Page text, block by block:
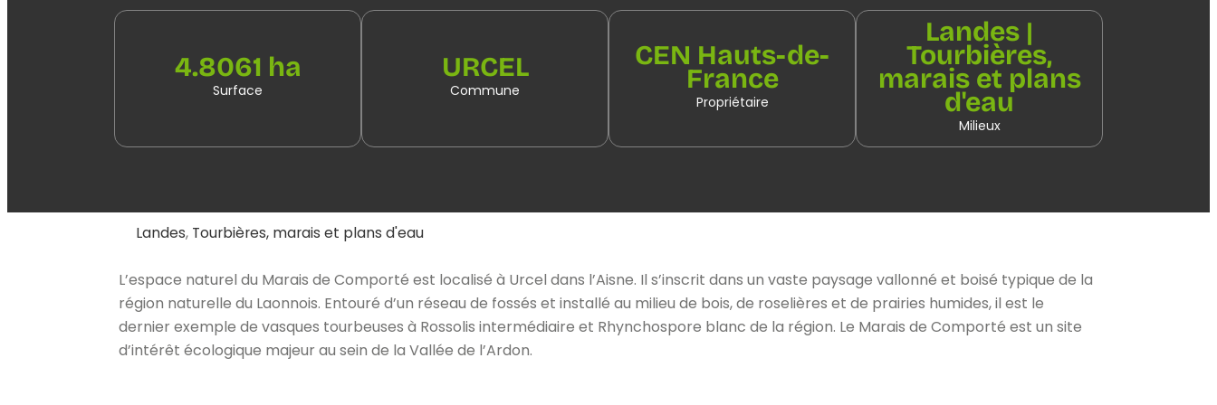
4.8061 ha
Surface
URCEL
Commune
CEN Hauts-de-
France
Propriétaire
Landes |
Tourbières,
marais et plans
d'eau
Milieux
Landes, Tourbières, marais et plans d'eau
L’espace naturel du Marais de Comporté est localisé à Urcel dans l’Aisne. Il s’inscrit dans un vaste paysage vallonné et boisé typique de la
région naturelle du Laonnois. Entouré d’un réseau de fossés et installé au milieu de bois, de roselières et de prairies humides, il est le
dernier exemple de vasques tourbeuses à Rossolis intermédiaire et Rhynchospore blanc de la région. Le Marais de Comporté est un site
d’intérêt écologique majeur au sein de la Vallée de l’Ardon.